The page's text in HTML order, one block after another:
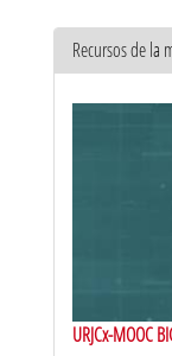
Recursos de la
URJCx-MOOC